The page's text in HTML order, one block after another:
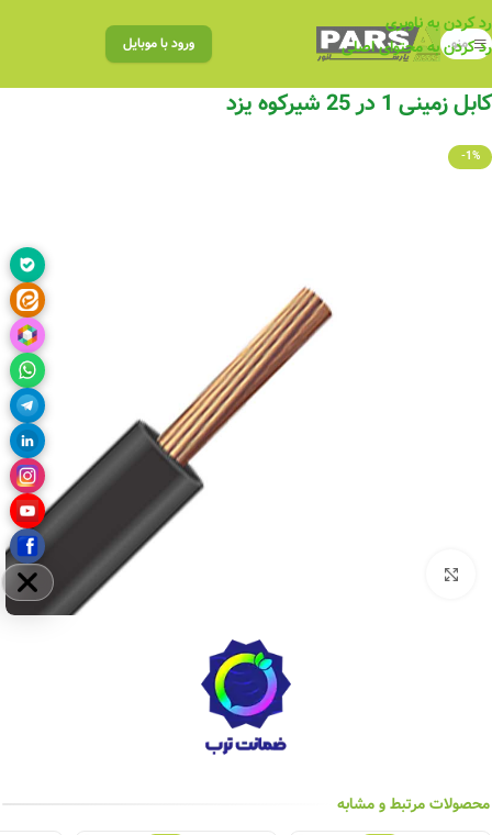
رد کردن به ناوبری
رد کردن به محتوای اصلی
منو ورود با موبایل
کابل زمینی 1 در 25 شیرکوه یزد
-1%
محصولات مرتبط و مشابه